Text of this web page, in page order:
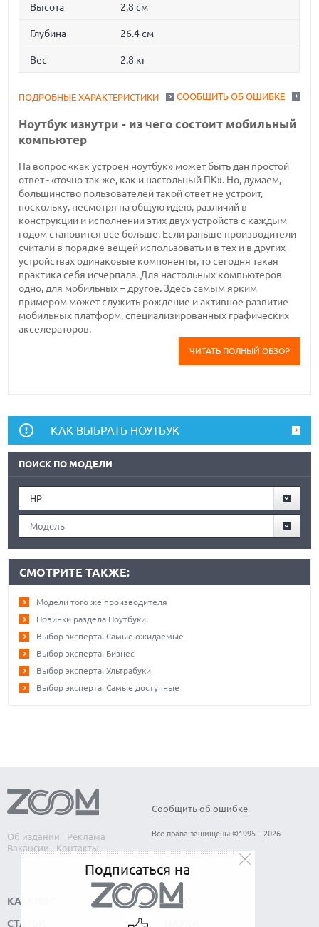
Высота 2.8 см
Глубина 26.4 см
Вес 2.8 кг
СООБЩИТЬ ОБ ОШИБКЕ
ПОДРОБНЫЕ ХАРАКТЕРИСТИКИ
Ноутбук изнутри - из чего состоит мобильный
компьютер
На вопрос «как устроен ноутбук» может быть дан простой
ответ - «точно так же, как и настольный ПК». Но, думаем,
большинство пользователей такой ответ не устроит,
поскольку, несмотря на общую идею, различий в
конструкции и исполнении этих двух устройств с каждым
годом становится все больше. Если раньше производители
считали в порядке вещей использовать и в тех и в других
устройствах одинаковые компоненты, то сегодня такая
практика себя исчерпала. Для настольных компьютеров
одно, для мобильных – другое. Здесь самым ярким
примером может служить рождение и активное развитие
мобильных платформ, специализированных графических
акселераторов.
ЧИТАТЬ ПОЛНЫЙ ОБЗОР
КАК ВЫБРАТЬ НОУТБУК
ПОИСК ПО МОДЕЛИ
HP
Модель
СМОТРИТЕ ТАКЖЕ:
Модели того же производителя
Новинки раздела Ноутбуки.
Выбор эксперта. Самые ожидаемые
Выбор эксперта. Бизнес
Выбор эксперта. Ультрабуки
Выбор эксперта. Самые доступные
Об издании
Реклама
Вакансии
Контакты
Сообщить об ошибке
Все права защищены ©1995 – 2026
КАТАЛОГ
СТАТЬИ
СОФТ
Подписаться на